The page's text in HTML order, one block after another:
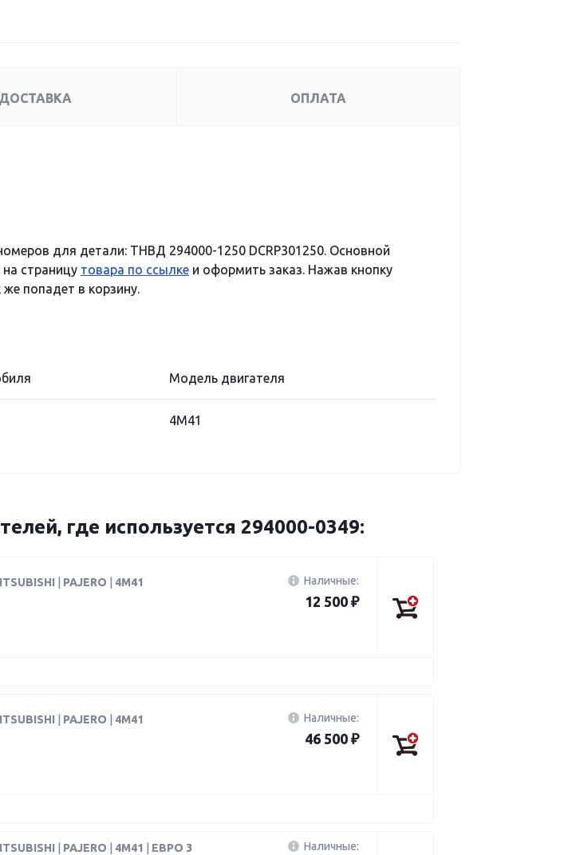
ДОСТАВКА ОПЛАТА
для детали: ТНВД 294000-1250 DCRP301250. Основной
страницу товара по ссылке и оформить заказ. Нажав кнопку
попадет в корзину.
Модель двигателя
4M41
где используется 294000-0349:
PAJERO 4M41 Наличные:
12 500 ₽
PAJERO 4M41 Наличные:
46 500 ₽
PAJERO 4M41 ЕВРО 3 Наличные: